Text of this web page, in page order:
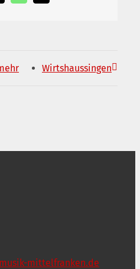
Mail
Wirtshaussingen
mittelfranken.de